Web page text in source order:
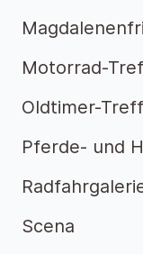
Motorrad-
Oldtimer-Treff
Pferde- und
Scena